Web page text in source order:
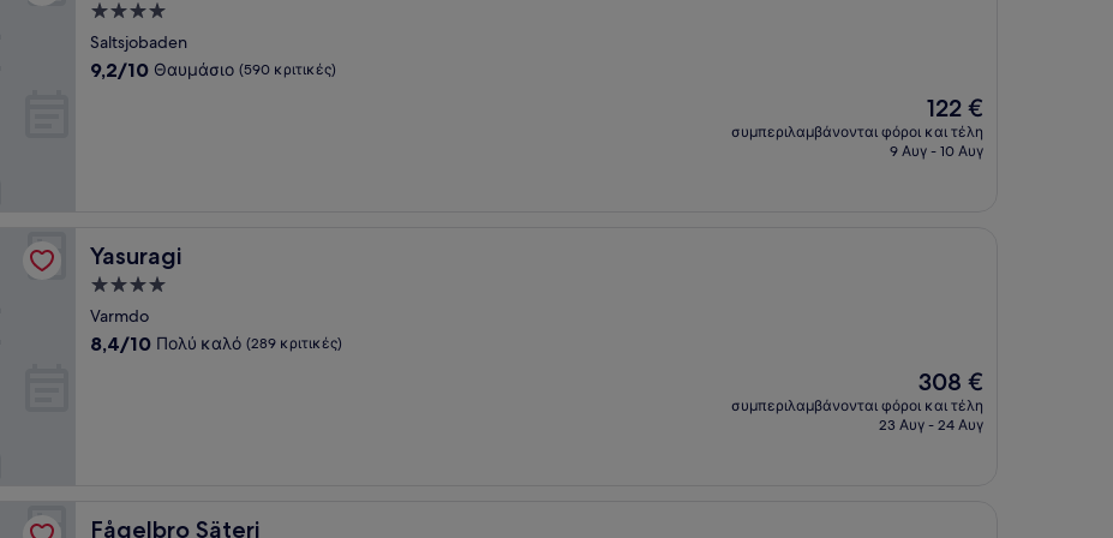
Κατάλυμα
με
4.0
Saltsjobaden
9.2
9,2/10 Θαυμάσιο (590 κριτικές)
Η
τιμή
είναι
122 €
συμπεριλαμβάνονται φόροι και τέλη
9 Αυγ - 10 Αυγ
Yasuragi
Yasuragi
Κατάλυμα
με
4.0
Varmdo
8.4
8,4/10 Πολύ καλό (289 κριτικές)
Η
τιμή
είναι
308 €
συμπεριλαμβάνονται φόροι και τέλη
23 Αυγ - 24 Αυγ
Fågelbro Säteri
Fågelbro Säteri